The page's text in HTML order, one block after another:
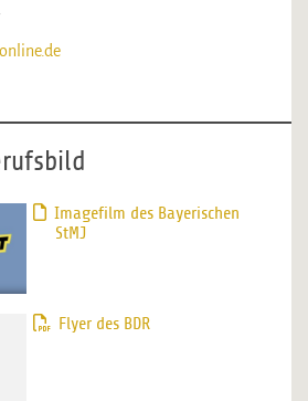
Imagefilm des Bayerischen
StMJ
Flyer des BDR